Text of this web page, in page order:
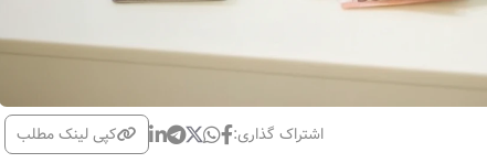
اشتراک گذاری: کپی لینک مطلب